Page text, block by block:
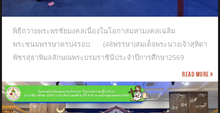
พิธีถวายพระพรชัยมงคลเนื่องในโอกาสมหามงคลเฉลิม
พระชนมพรรษาครบ4รอบ (48พรรษา)สมเด็จพระนางเจ้าสุทิดา
พัชรสุธาพิมลลักษณพระบรมราชินีประจำปีการศึกษา2569
Read more »